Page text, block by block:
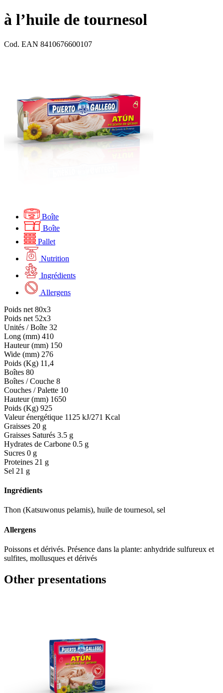
à l’huile de tournesol
Cod. EAN 8410676600107
Boîte
Boîte
Pallet
Nutrition
Ingrédients
Allergens
Poids net 80x3
Poids net 52x3
Unités / Boîte 32
Long (mm) 410
Hauteur (mm) 150
Wide (mm) 276
Poids (Kg) 11,4
Boîtes 80
Boîtes / Couche 8
Couches / Palette 10
Hauteur (mm) 1650
Poids (Kg) 925
Valeur énergétique 1125 kJ/271 Kcal
Graisses 20 g
Graisses Saturés 3.5 g
Hydrates de Carbone 0.5 g
Sucres 0 g
Proteines 21 g
Sel 21 g
Ingrédients
Thon (Katsuwonus pelamis), huile de tournesol, sel
Allergens
Poissons et dérivés. Présence dans la plante: anhydride sulfureux et
sulfites, mollusques et dérivés
Other presentations